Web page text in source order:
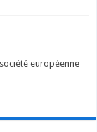
européenne